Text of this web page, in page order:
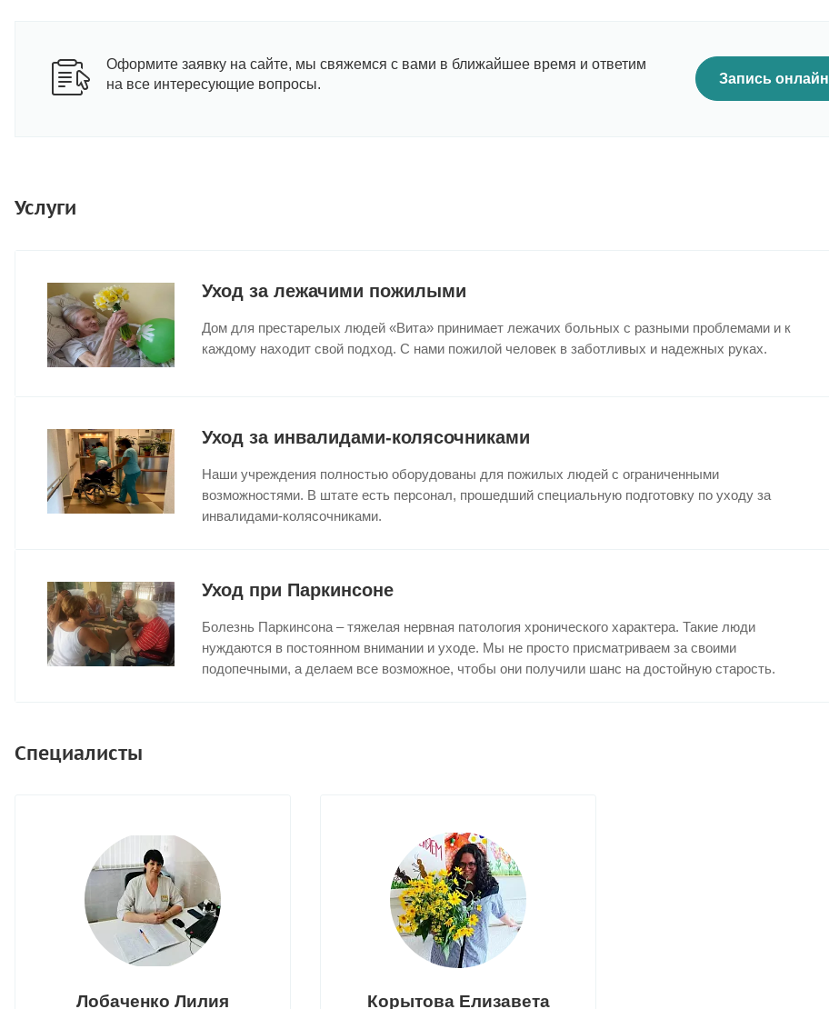
Оформите заявку на сайте, мы свяжемся с вами в ближайшее время и ответим
на все интересующие вопросы.
Запись онлайн
Услуги
Уход за лежачими пожилыми
Дом для престарелых людей «Вита» принимает лежачих больных с разными проблемами и к
каждому находит свой подход. С нами пожилой человек в заботливых и надежных руках.
Уход за инвалидами-колясочниками
Наши учреждения полностью оборудованы для пожилых людей с ограниченными
возможностями. В штате есть персонал, прошедший специальную подготовку по уходу за
инвалидами-колясочниками.
Уход при Паркинсоне
Болезнь Паркинсона – тяжелая нервная патология хронического характера. Такие люди
нуждаются в постоянном внимании и уходе. Мы не просто присматриваем за своими
подопечными, а делаем все возможное, чтобы они получили шанс на достойную старость.
Специалисты
Лобаченко Лилия
Корытова Елизавета